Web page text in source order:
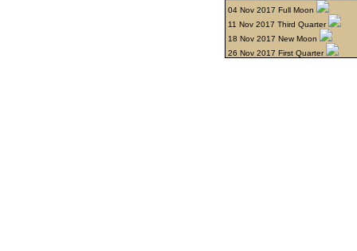
04 Nov 2017 Full Moon
11 Nov 2017 Third Quarter
18 Nov 2017 New Moon
26 Nov 2017 First Quarter